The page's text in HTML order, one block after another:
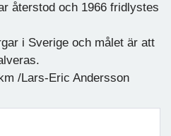
återstod och 1966 fridlystes
i Sverige och målet är att
/Lars-Eric Andersson